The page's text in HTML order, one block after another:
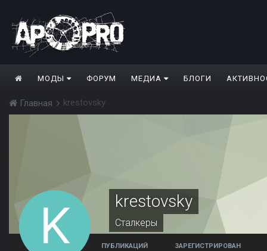
МОДЫ ФОРУМ МЕДИА БЛОГИ
Главная krestovsky
krestovsky
Сталкеры
ПУБЛИКАЦИЙ ЗАРЕГИСТРИРОВАН